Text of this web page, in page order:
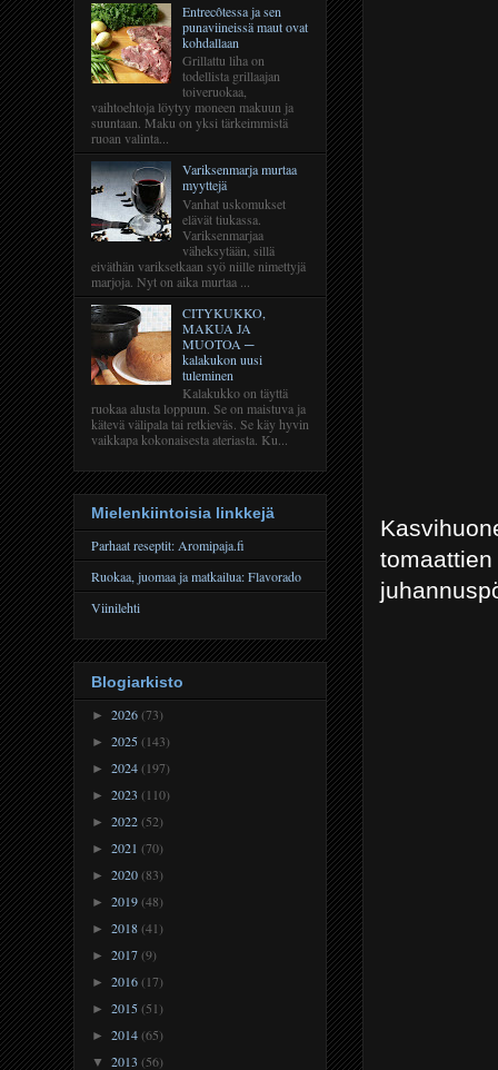
Entrecôtessa ja sen
punaviineissä maut ovat
kohdallaan
Grillattu liha on
todellista grillaajan
toiveruokaa,
vaihtoehtoja löytyy moneen makuun ja
suuntaan. Maku on yksi tärkeimmistä
ruoan valinta...
Variksenmarja murtaa
myyttejä
Vanhat uskomukset
elävät tiukassa.
Variksenmarjaa
väheksytään, sillä
eiväthän variksetkaan syö niille nimettyjä
marjoja. Nyt on aika murtaa ...
CITYKUKKO,
MAKUA JA
MUOTOA ─
kalakukon uusi
tuleminen
Kalakukko on täyttä
ruokaa alusta loppuun. Se on maistuva ja
kätevä välipala tai retkieväs. Se käy hyvin
vaikkapa kokonaisesta ateriasta. Ku...
Mielenkiintoisia linkkejä
Parhaat reseptit: Aromipaja.fi
Ruokaa, juomaa ja matkailua: Flavorado
Viinilehti
Blogiarkisto
► 2026(73)
► 2025(143)
► 2024(197)
► 2023 (110)
► 2022(52)
► 2021 (70)
► 2020(83)
► 2019(48)
► 2018(41)
► 2017(9)
► 2016(17)
► 2015(51)
► 2014(65)
▼ 2013 (56)